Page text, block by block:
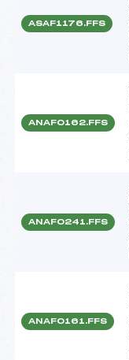
ASAF1176.FFS
ANAF0162.FFS
ANAF0241.FFS
ANAF0161.FFS